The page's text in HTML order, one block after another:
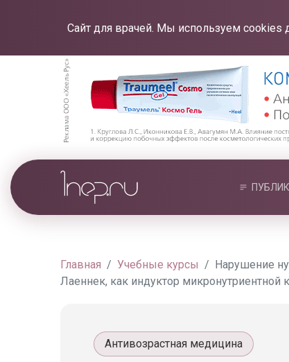
Сайт для врачей. Мы используем cookies
Главная Учебные курсы
Нарушение
Лаеннек, как индуктор микронутриентной
Антивозрастная медицина